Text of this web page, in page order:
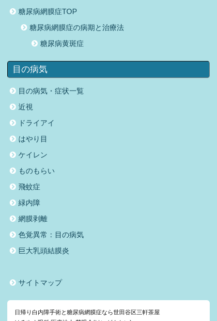
糖尿病網膜症TOP
糖尿病網膜症の病期と治療法
糖尿病黄斑症
目の病気
目の病気・症状一覧
近視
ドライアイ
はやり目
ケイレン
ものもらい
飛蚊症
緑内障
網膜剥離
色覚異常：目の病気
巨大乳頭結膜炎
サイトマップ
日帰り白内障手術と糖尿病網膜症なら世田谷区三軒茶屋